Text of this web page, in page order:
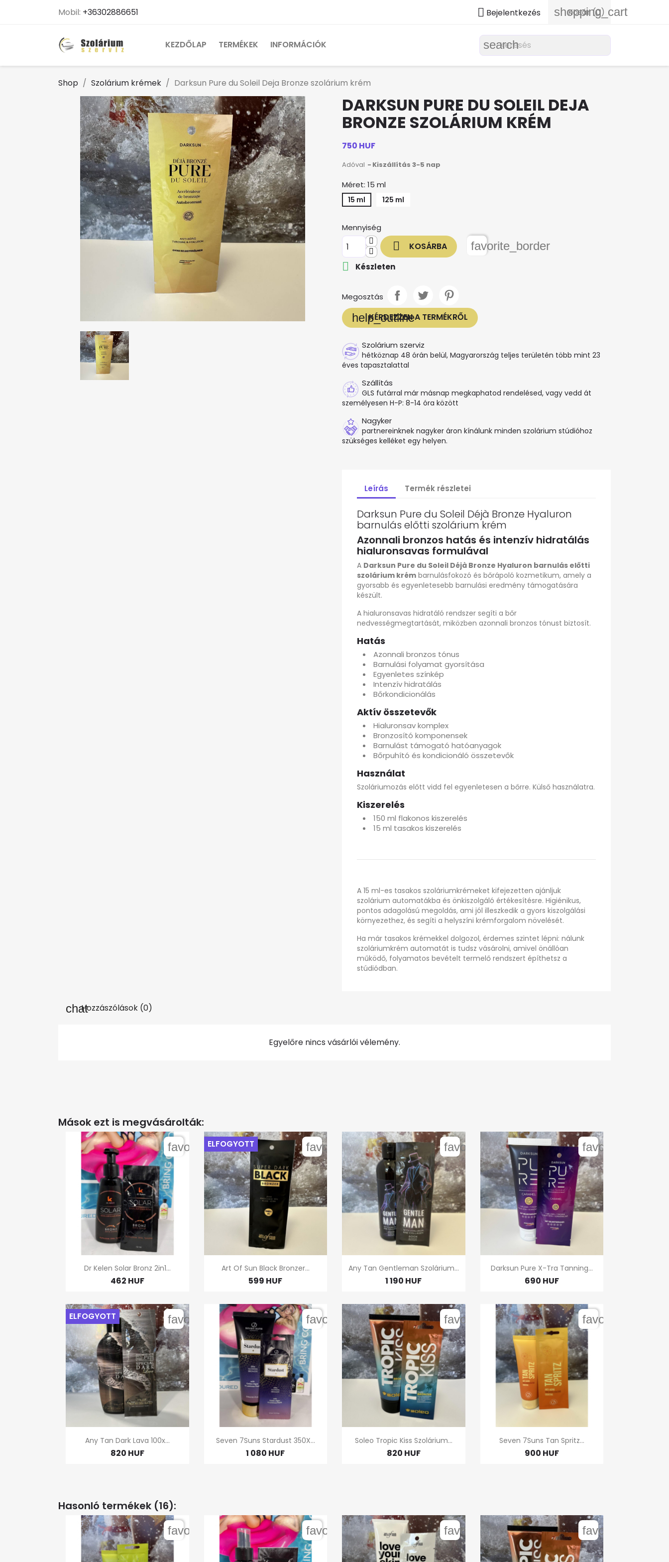
Mobil: +36302886651  Bejelentkezés shopping_cart
Kosár(0)
KEZDŐLAP TERMÉKEK INFORMÁCIÓK search
Shop Szolárium krémek Darksun Pure du Soleil Deja Bronze szolárium krém
DARKSUN PURE DU SOLEIL DEJA
BRONZE SZOLÁRIUM KRÉM
750 HUF
Adóval Kiszállítás 3-5 nap
Méret: 15 ml
15 ml 125 ml
Mennyiség
 KOSÁRBA
favorite_border

Készleten
Megosztás
help_outline
KÉRDEZZEN A TERMÉKRŐL
Szolárium szerviz
hétköznap 48 órán belül, Magyarország teljes területén több mint 23
éves tapasztalattal
Szállítás
GLS futárral már másnap megkaphatod rendelésed, vagy vedd át
személyesen H-P: 8-14 óra között
Nagyker
partnereinknek nagyker áron kínálunk minden szolárium stúdióhoz
szükséges kelléket egy helyen.
Leírás Termék részletei
Darksun Pure du Soleil Déjà Bronze Hyaluron
barnulás előtti szolárium krém
Azonnali bronzos hatás és intenzív hidratálás
hialuronsavas formulával
A Darksun Pure du Soleil Déjà Bronze Hyaluron barnulás előtti
szolárium krém barnulásfokozó és bőrápoló kozmetikum, amely a
gyorsabb és egyenletesebb barnulási eredmény támogatására
készült.
A hialuronsavas hidratáló rendszer segíti a bőr
nedvességmegtartását, miközben azonnali bronzos tónust biztosít.
Hatás
Azonnali bronzos tónus
Barnulási folyamat gyorsítása
Egyenletes színkép
Intenzív hidratálás
Bőrkondicionálás
Aktív összetevők
Hialuronsav komplex
Bronzosító komponensek
Barnulást támogató hatóanyagok
Bőrpuhító és kondicionáló összetevők
Használat
Szoláriumozás előtt vidd fel egyenletesen a bőrre. Külső használatra.
Kiszerelés
150 ml flakonos kiszerelés
15 ml tasakos kiszerelés
A 15 ml-es tasakos szoláriumkrémeket kifejezetten ajánljuk
szolárium automatákba és önkiszolgáló értékesítésre. Higiénikus,
pontos adagolású megoldás, ami jól illeszkedik a gyors kiszolgálási
környezethez, és segíti a helyszíni krémforgalom növelését.
Ha már tasakos krémekkel dolgozol, érdemes szintet lépni: nálunk
szoláriumkrém automatát is tudsz vásárolni, amivel önállóan
működő, folyamatos bevételt termelő rendszert építhetsz a
stúdiódban.
Hozzászólások (0)
Egyelőre nincs vásárlói vélemény.
Mások ezt is megvásárolták:
 Gyors nézet
Dr Kelen Solar Bronz 2in1...
462 HUF
favorite_border
 Gyors nézet
Art Of Sun Black Bronzer...
599 HUF
ELFOGYOTT favorite_border
 Gyors nézet
Any Tan Gentleman Szolárium...
1 190 HUF
favorite_border
 Gyors nézet
Darksun Pure X-Tra Tanning...
690 HUF
favorite_border
 Gyors nézet
Any Tan Dark Lava 100x...
820 HUF
ELFOGYOTT favorite_border
 Gyors nézet
Seven 7Suns Stardust 350X...
1 080 HUF
favorite_border
 Gyors nézet
Soleo Tropic Kiss Szolárium...
820 HUF
favorite_border
 Gyors nézet
Seven 7Suns Tan Spritz...
900 HUF
favorite_border
Hasonló termékek (16):
favorite_border favorite_border favorite_border favorite_border